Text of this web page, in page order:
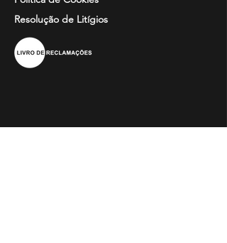
Resolução de Litígios